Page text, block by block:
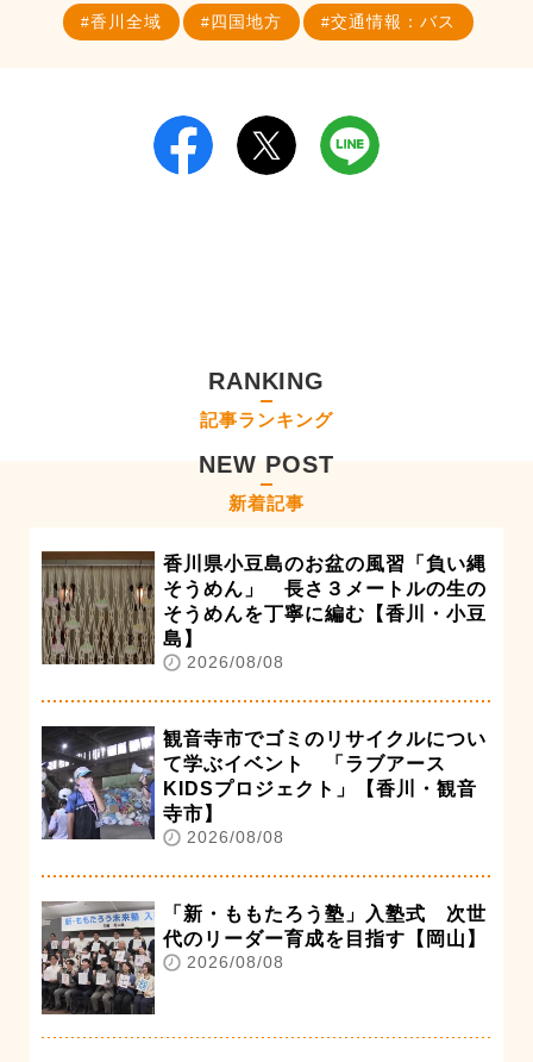
香川全域 四国地方 交通情報：バス
RANKING
記事ランキング
NEW POST
新着記事
香川県小豆島のお盆の風習「負い縄
そうめん」 長さ３メートルの生の
そうめんを丁寧に編む【香川・小豆
島】
2026/08/08
観音寺市でゴミのリサイクルについ
て学ぶイベント 「ラブアース
KIDSプロジェクト」【香川・観音
寺市】
2026/08/08
「新・ももたろう塾」入塾式 次世
代のリーダー育成を目指す【岡山】
2026/08/08